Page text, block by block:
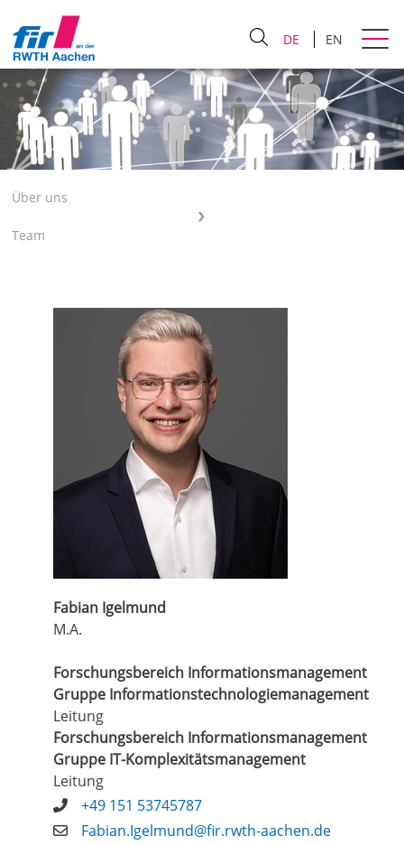
DE EN
Über uns
Team
Fabian Igelmund
M.A.
Forschungsbereich Informationsmanagement
Gruppe Informations­technologiemanagement
Leitung
Forschungsbereich Informationsmanagement
Gruppe IT-Komplexitätsmanagement
Leitung
+49 151 53745787
Fabian.Igelmund@fir.rwth-aachen.de